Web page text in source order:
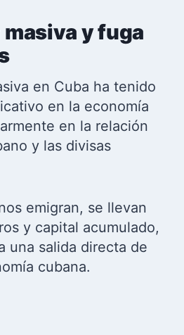
y fuga
en Cuba ha tenido
en la economía
en la relación
y las divisas
emigran, se llevan
y capital acumulado,
una salida directa de
cubana.